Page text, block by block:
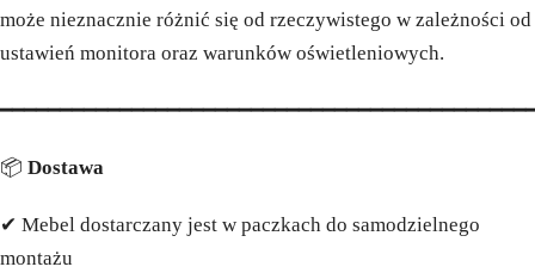
może nieznacznie różnić się od rzeczywistego w zależności od
ustawień monitora oraz warunków oświetleniowych.
📦 Dostawa
✔ Mebel dostarczany jest w paczkach do samodzielnego
montażu